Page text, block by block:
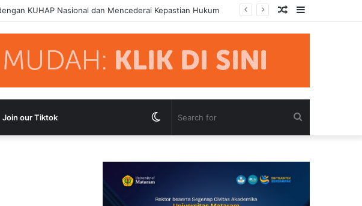
KUHAP Nasional dan Mencederai Kepastian Hukum
Random
Article
Join our Tiktok Switch